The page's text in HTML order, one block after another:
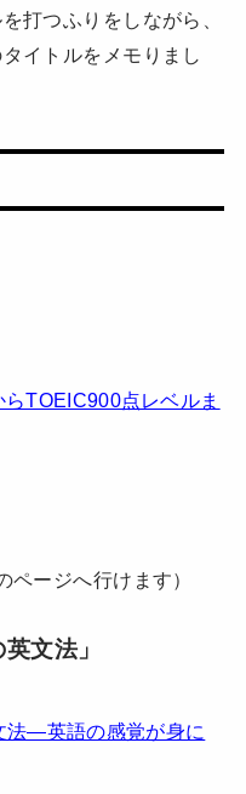
打つふりをしながら、
イトルをメモりまし
TOEIC900点レベルま
ページへ行けます）
文法」
法―英語の感覚が身に